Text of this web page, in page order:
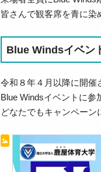
皆さんで観客席を青に染
Blue Windsイベン
令和８年４月以降に開催
Blue Windsイベントに参
どなたでもキャンペーン